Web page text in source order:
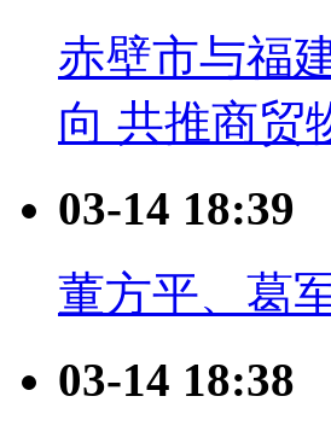
赤壁市与福
向 共推商贸
03-14 18:39
董方平、葛
03-14 18:38